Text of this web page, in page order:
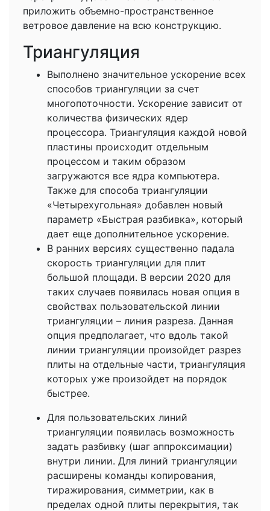
приложить объемно-пространственное
ветровое давление на всю конструкцию.
Триангуляция
Выполнено значительное ускорение всех
способов триангуляции за счет
многопоточности. Ускорение зависит от
количества физических ядер
процессора. Триангуляция каждой новой
пластины происходит отдельным
процессом и таким образом
загружаются все ядра компьютера.
Также для способа триангуляции
«Четырехугольная» добавлен новый
параметр «Быстрая разбивка», который
дает еще дополнительное ускорение.
В ранних версиях существенно падала
скорость триангуляции для плит
большой площади. В версии 2020 для
таких случаев появилась новая опция в
свойствах пользовательской линии
триангуляции – линия разреза. Данная
опция предполагает, что вдоль такой
линии триангуляции произойдет разрез
плиты на отдельные части, триангуляция
которых уже произойдет на порядок
быстрее.
Для пользовательских линий
триангуляции появилась возможность
задать разбивку (шаг аппроксимации)
внутри линии. Для линий триангуляции
расширены команды копирования,
тиражирования, симметрии, как в
пределах одной плиты перекрытия, так